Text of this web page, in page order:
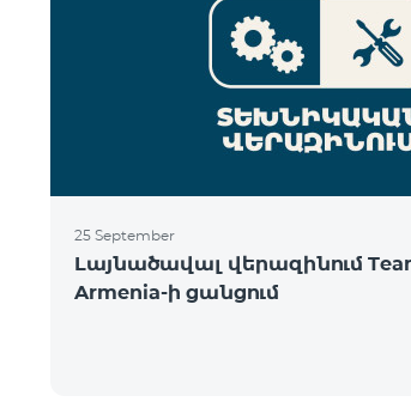
25 September
Լայնածավալ վերազինում
Armenia-ի ցանցում